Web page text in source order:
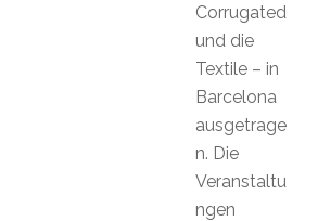
Corrugated
und die
Textile – in
Barcelona
ausgetrage
n. Die
Veranstaltu
ngen